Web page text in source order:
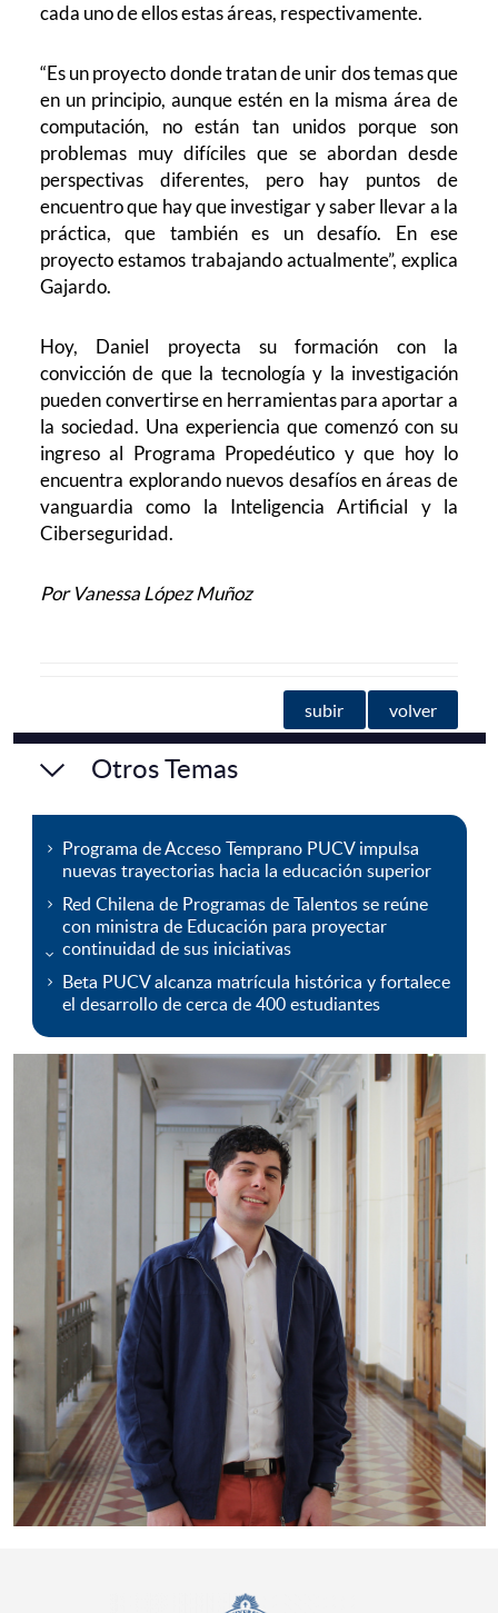
cada uno de ellos estas áreas, respectivamente.
“Es un proyecto donde tratan de unir dos temas que
en un principio, aunque estén en la misma área de
computación, no están tan unidos porque son
problemas muy difíciles que se abordan desde
perspectivas diferentes, pero hay puntos de
encuentro que hay que investigar y saber llevar a la
práctica, que también es un desafío. En ese
proyecto estamos trabajando actualmente”, explica
Gajardo.
Hoy, Daniel proyecta su formación con la
convicción de que la tecnología y la investigación
pueden convertirse en herramientas para aportar a
la sociedad. Una experiencia que comenzó con su
ingreso al Programa Propedéutico y que hoy lo
encuentra explorando nuevos desafíos en áreas de
vanguardia como la Inteligencia Artificial y la
Ciberseguridad.
Por Vanessa López Muñoz
subir volver
Otros Temas
Programa de Acceso Temprano PUCV impulsa
nuevas trayectorias hacia la educación superior
Red Chilena de Programas de Talentos se reúne
con ministra de Educación para proyectar
continuidad de sus iniciativas
Beta PUCV alcanza matrícula histórica y fortalece
el desarrollo de cerca de 400 estudiantes